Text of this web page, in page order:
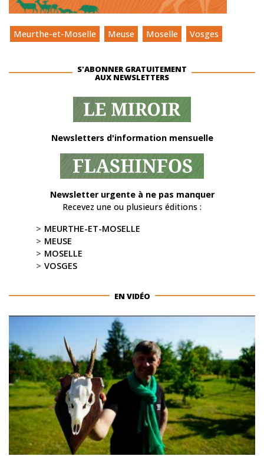
Meurthe-et-Moselle Meuse Moselle Vosges
S'ABONNER GRATUITEMENT
AUX NEWSLETTERS
Newsletters d'information mensuelle
Newsletter urgente à ne pas manquer
Recevez une ou plusieurs éditions :
MEURTHE-ET-MOSELLE
MEUSE
MOSELLE
VOSGES
EN VIDÉO